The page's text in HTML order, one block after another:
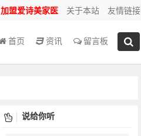
加盟爱诗美家医 关于本站 友情链接
首页 资讯 留言板
说给你听